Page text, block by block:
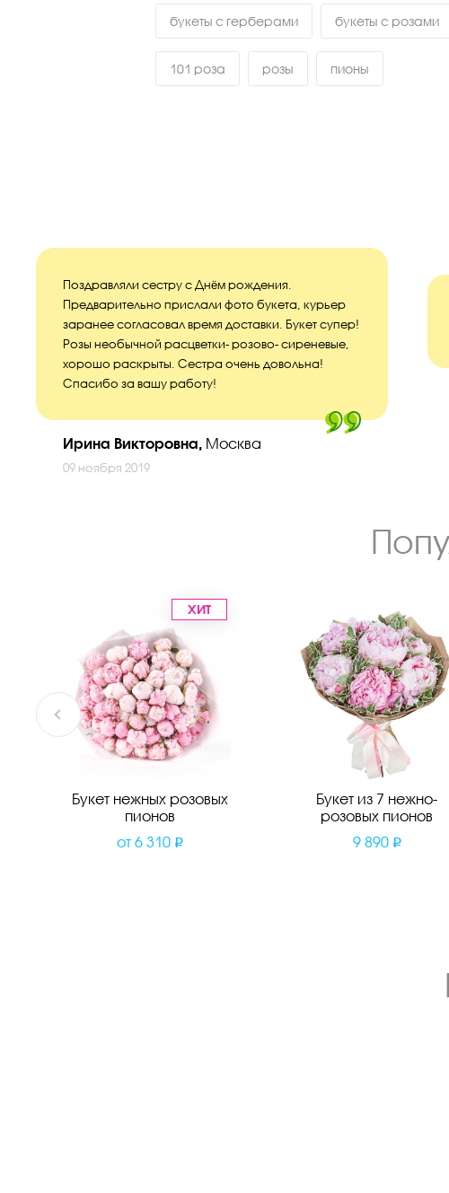
букеты с герберами букеты с розами
101 роза розы пионы
Поздравляли сестру с Днём рождения.
Предварительно прислали фото букета, курьер
заранее согласовал время доставки. Букет супер!
Розы необычной расцветки- розово- сиреневые,
хорошо раскрыты. Сестра очень довольна!
Спасибо за вашу работу!
Ирина Викторовна, Москва
09 ноября 2019
ХИТ
Букет нежных розовых
пионов
от 6 310
Букет из 7 нежно-
розовых пионов
9 890